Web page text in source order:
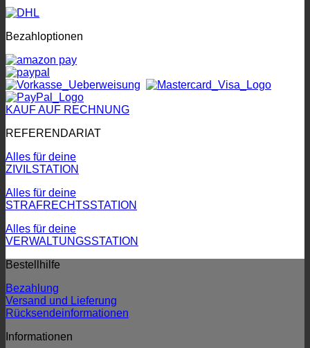
Bezahloptionen
KAUF AUF RECHNUNG
REFERENDARIAT
Alles für deine
ZIVILSTATION
Alles für deine
STRAFRECHTSSTATION
Alles für deine
VERWALTUNGSSTATION
Bestellhilfe
Bezahlung
Versand und Lieferung
Rücksendeinformationen
Informationen